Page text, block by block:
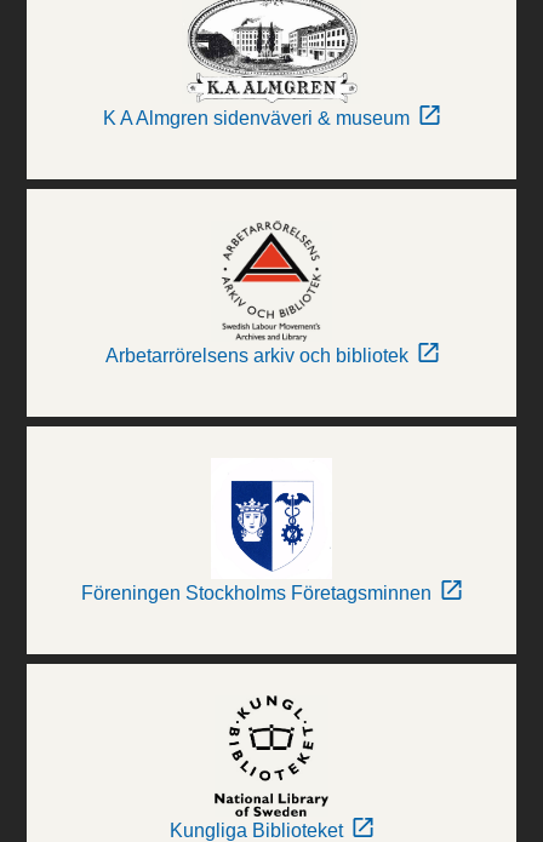
K A Almgren sidenväveri & museum
Arbetarrörelsens arkiv och bibliotek
Föreningen Stockholms Företagsminnen
Kungliga Biblioteket